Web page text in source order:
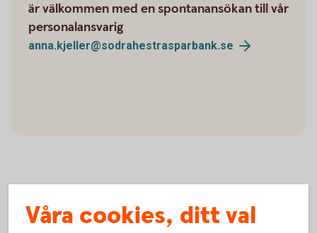
är välkommen med en spontanansökan till vår
personalansvarig
anna.kjeller@sodrahestrasparbank.se
Våra cookies, ditt val